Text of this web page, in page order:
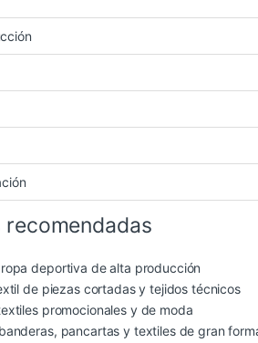
deportiva de alta producción
de piezas cortadas y tejidos técnicos
promocionales y de moda
pancartas y textiles de gran